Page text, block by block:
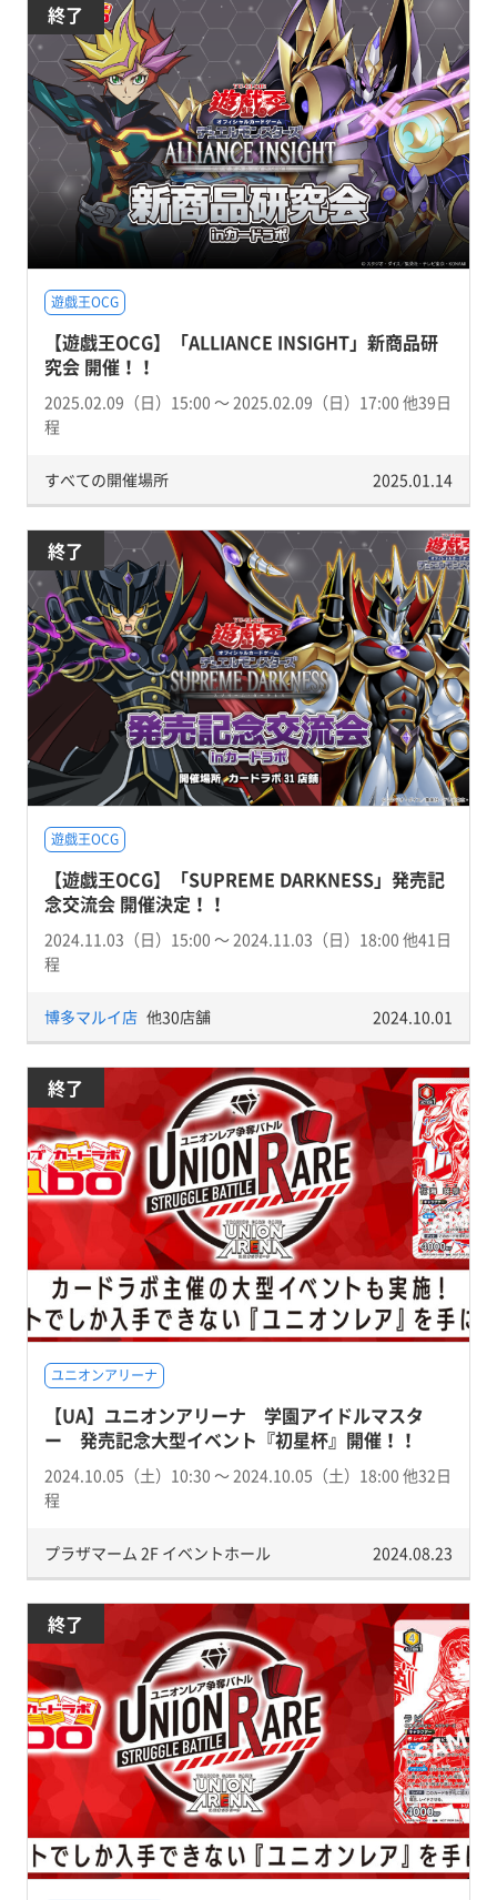
終了
遊戯王OCG
【遊戯王OCG】「ALLIANCE INSIGHT」新商品研
究会 開催！！
2025.02.09（日）15:00 〜 2025.02.09（日）17:00 他39日
程
すべての開催場所 2025.01.14
終了
遊戯王OCG
【遊戯王OCG】「SUPREME DARKNESS」発売記
念交流会 開催決定！！
2024.11.03（日）15:00 〜 2024.11.03（日）18:00 他41日
程
博多マルイ店 他30店舗 2024.10.01
終了
ユニオンアリーナ
【UA】ユニオンアリーナ 学園アイドルマスタ
ー 発売記念大型イベント『初星杯』開催！！
2024.10.05（土）10:30 〜 2024.10.05（土）18:00 他32日
程
プラザマーム 2F イベントホール 2024.08.23
終了